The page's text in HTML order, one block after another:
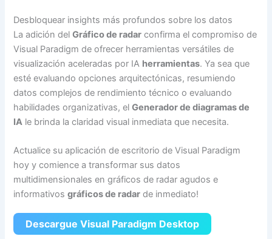
Desbloquear insights más profundos sobre los datos
La adición delGráfico de radar confirma el compromiso de
Visual Paradigm de ofrecer herramientas versátiles de
visualización aceleradas por IA herramientas. Ya sea que
esté evaluando opciones arquitectónicas, resumiendo
datos complejos de rendimiento técnico o evaluando
habilidades organizativas, elGenerador de diagramas de
IA le brinda la claridad visual inmediata que necesita.
Actualice su aplicación de escritorio de Visual Paradigm
hoy y comience a transformar sus datos
multidimensionales en gráficos de radar agudos e
informativosgráficos de radar de inmediato!
Descargue Visual Paradigm Desktop